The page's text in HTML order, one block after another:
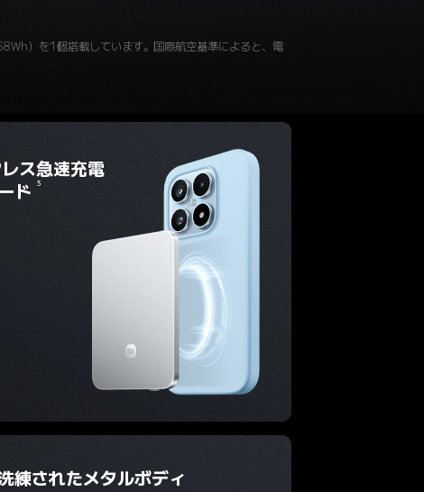
）を1個搭載しています。国際航空基準によると、電
ス急速充電
ド
3
練されたメタルボディ